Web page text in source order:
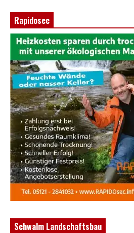
Rapidosec
Schwalm Landschaftsbau